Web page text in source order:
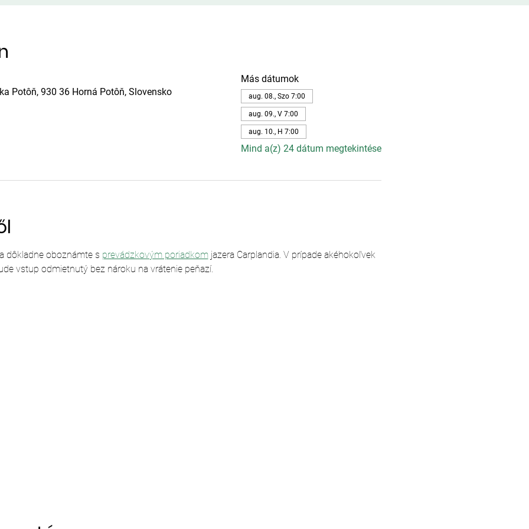
Potôň, 930 36 Horná Potôň, Slovensko
Más dátumok
aug. 08., Szo 7:00
aug. 09., V 7:00
aug. 10., H 7:00
Mind a(z) 24 dátum megtekintése
dôkladne oboznámte s prevádzkovým poriadkom jazera Carplandia. V prípade akéhokoľvek
vstup odmietnutý bez nároku na vrátenie peňazí.